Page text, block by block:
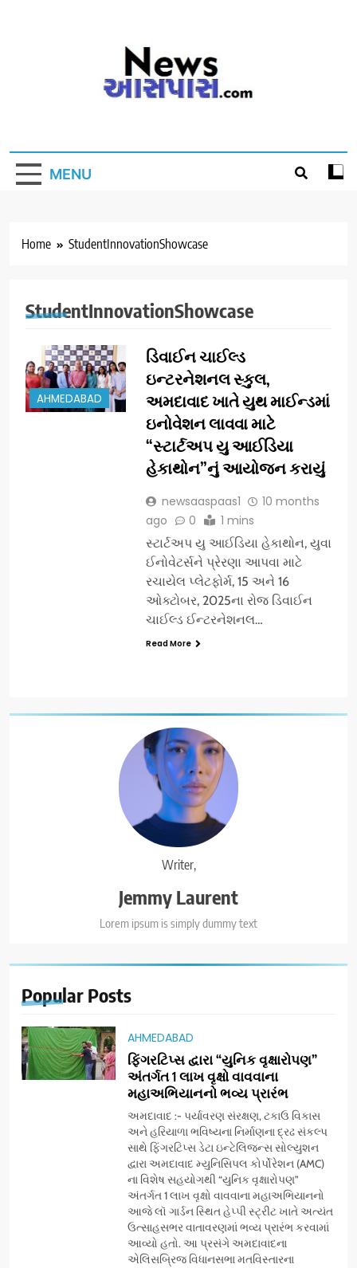
MENU
Home StudentInnovationShowcase
Writer,
Jemmy Laurent
Lorem ipsum is simply dummy text
Popular Posts
AHMEDABAD
ફિંગરટિપ્સ દ્વારા “યુનિક વૃક્ષારોપણ”
અંતર્ગત 1 લાખ વૃક્ષો વાવવાના
મહાઅભિયાનનો ભવ્ય પ્રારંભ
અમદાવાદ :- પર્યાવરણ સંરક્ષણ, ટકાઉ વિકાસ
અને હરિયાળા ભવિષ્યના નિર્માણના દ્રઢ સંકલ્પ
સાથે ફિંગરટિપ્સ ડેટા ઇન્ટેલિજન્સ સોલ્યુશન
દ્વારા અમદાવાદ મ્યુનિસિપલ કોર્પોરેશન (AMC)
ના વિશેષ સહયોગથી “યુનિક વૃક્ષારોપણ”
અંતર્ગત 1 લાખ વૃક્ષો વાવવાના મહાઅભિયાનનો
આજે લૉ ગાર્ડન સ્થિત હેપ્પી સ્ટ્રીટ ખાતે અત્યંત
ઉત્સાહસભર વાતાવરણમાં ભવ્ય પ્રારંભ કરવામાં
આવ્યો હતો. આ પ્રસંગે અમદાવાદના
એલિસબ્રિજ વિધાનસભા મતવિસ્તારના
StudentInnovationShowcase
AHMEDABAD
ડિવાઈન ચાઈલ્ડ
ઇન્ટરનેશનલ સ્કુલ,
અમદાવાદ ખાતે યુથ માઈન્ડમાં
ઇનોવેશન લાવવા માટે
“સ્ટાર્ટઅપ યુ આઈડિયા
હેકાથોન”નું આયોજન કરાયું
newsaaspaas1
10 months
ago
0 1 mins
સ્ટાર્ટઅપ યુ આઈડિયા હેકાથોન, યુવા
ઈનોવેટર્સને પ્રેરણા આપવા માટે
રચાયેલ પ્લેટફોર્મ, 15 અને 16
ઓક્ટોબર, 2025ના રોજ ડિવાઈન
ચાઈલ્ડ ઈન્ટરનેશનલ…
Read More